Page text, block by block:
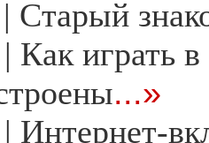
| Старый
| Как играть
...»
| Интернет-